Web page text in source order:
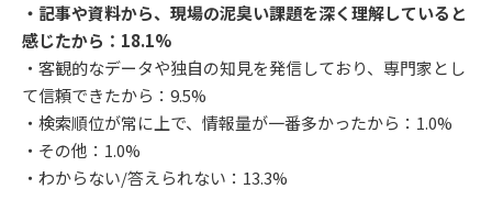
・記事や資料から、現場の泥臭い課題を深く理解していると
感じたから：18.1%
・客観的なデータや独自の知見を発信しており、専門家とし
て信頼できたから：9.5%
・検索順位が常に上で、情報量が一番多かったから：1.0%
・その他：1.0%
・わからない/答えられない：13.3%